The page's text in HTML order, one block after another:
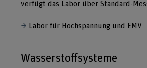
verfügt das Labor über Standard-
Labor für Hochspannung und EMV
Wasserstoffsysteme